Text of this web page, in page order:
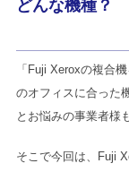
どんな機種？
「Fuji Xeroxの複合
のオフィスに合った
とお悩みの事業者様
そこで今回は、Fuji